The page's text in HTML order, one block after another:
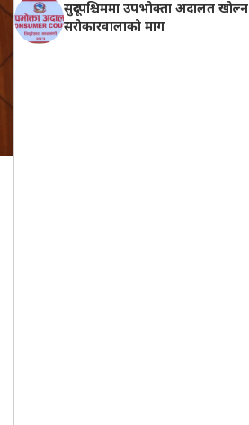
सुदूरपश्चिममा उपभोक्ता अदालत खोल्न
सरोकारवालाको माग